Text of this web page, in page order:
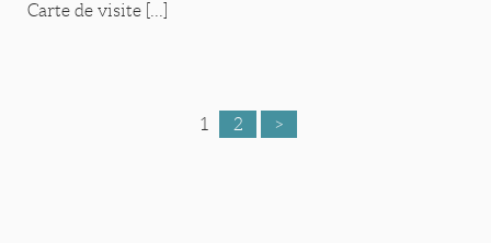
Carte de visite [...]
1 2 >